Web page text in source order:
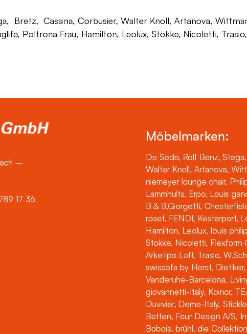
Bretz, Cassina, Corbusier, Walter Knoll, Artanova,
Poltrona Frau, Hamilton, Leolux, Stokke, Nicoletti,
–
17 36
Möbelmarken:
De Sede, Rolf Benz,
Walter Knoll, Artanova,
niemeyer lounge chair,
Lammhults, Erpo, Louis
B & B,Giorgetti,
roset, FENDI, Kesterport,
Hamilton, Leolux, louis
Stokke, Nicoletti, Flexform
Arketipo Loft, Trasio,
swissofa by Horst,
Vanderuhe-Barcelona,
giovannetti-Italy, Koinor,
Duvivier, Deme-Italy,
Betten, Four Design A/S,
Bobois, brühl, die